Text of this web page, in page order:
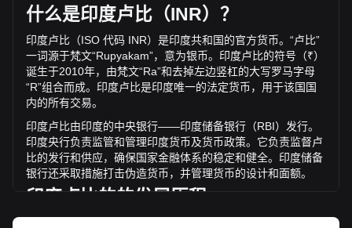
通过 Bitget 了解更多 Pi币 相关信息
Pi 价格
Pi价格预测
什么是 Pi（PI）？
Pi币收益计算器
什么是印度卢比（INR）？
印度卢比（ISO 代码 INR）是印度共和国的官方货币。 “卢比”
一词源于梵文“Rupyakam”，意为银币。印度卢比的符号（₹）
诞生于2010年，由梵文“Ra”和去掉左边竖杠的大写罗马字母
“R”组合而成。印度卢比是印度唯一的法定货币，用于该国国
内的所有交易。
印度卢比由印度的中央银行——印度储备银行（RBI）发行。
印度央行负责监管和管理印度货币及货币政策。它负责监督卢
比的发行和供应，确保国家金融体系的稳定和健全。印度储备
银行还采取措施打击伪造货币，并管理货币的设计和面额。
印度卢比的的发展历程